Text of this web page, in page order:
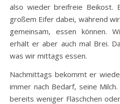
also wieder breifreie Beikost.
großem Eifer dabei, während
gemeinsam, essen können.
erhält er aber auch mal Brei.
was wir mittags essen.
Nachmittags bekommt er
immer nach Bedarf, seine
bereits weniger Fläschchen